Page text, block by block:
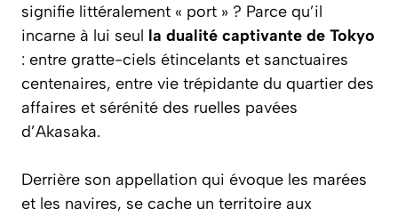
signifie littéralement « port » ? Parce qu’il
incarne à lui seul la dualité captivante de Tokyo
: entre gratte-ciels étincelants et sanctuaires
centenaires, entre vie trépidante du quartier des
affaires et sérénité des ruelles pavées
d’Akasaka.
Derrière son appellation qui évoque les marées
et les navires, se cache un territoire aux